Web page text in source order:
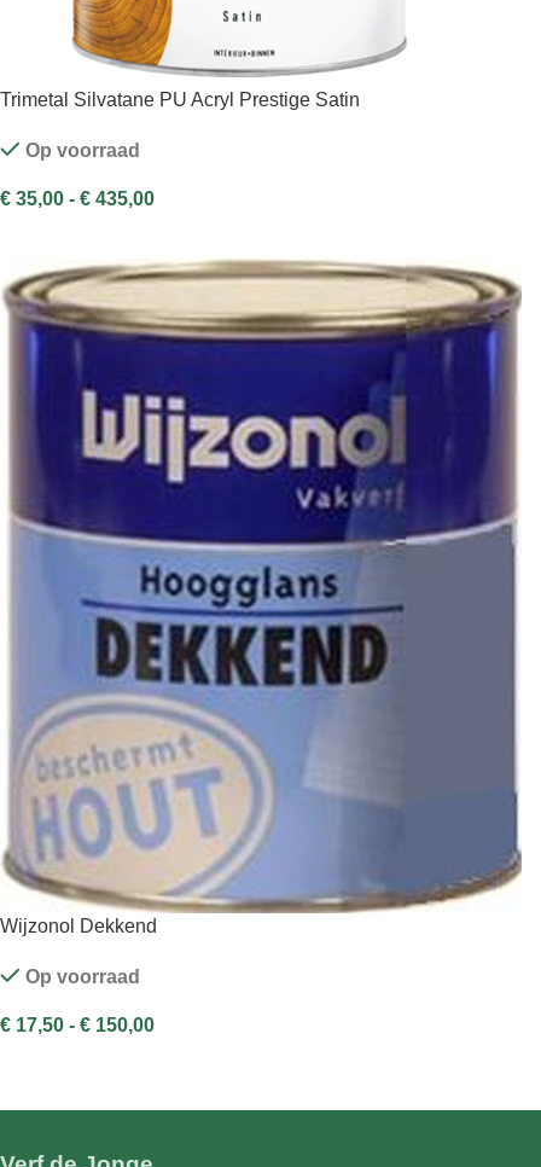
Trimetal Silvatane PU Acryl Prestige Satin
Op voorraad
€ 35,00 - € 435,00
Wijzonol Dekkend
Op voorraad
€ 17,50 - € 150,00